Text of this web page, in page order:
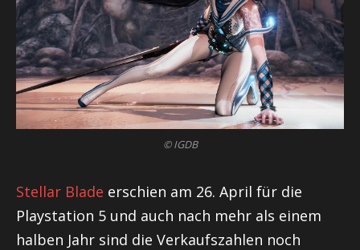
© IGDB
Stellar Blade erschien am 26. April für die
Playstation 5 und auch nach mehr als einem
halben Jahr sind die Verkaufszahlen noch